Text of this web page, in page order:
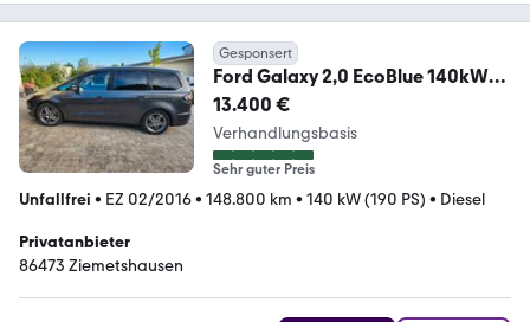
Gesponsert
Ford Galaxy 2,0 EcoBlue 140kW
Business Edition Au...
13.400 €
Verhandlungsbasis
Sehr guter Preis
Unfallfrei • EZ 02/2016• 148.800 km • 140 kW (190 PS) • Diesel
Privatanbieter
86473 Ziemetshausen